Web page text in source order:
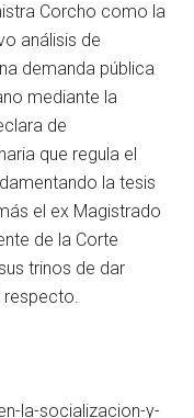
Corcho como la
análisis de
demanda pública
mediante la
de
que regula el
la tesis
el ex Magistrado
de la Corte
trinos de dar
respecto.
la-socializacion-y-